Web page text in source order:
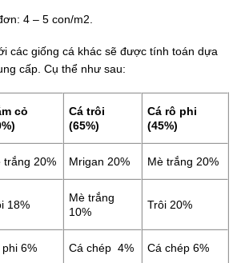
4 – 5 con/m2.
các giống cá khác sẽ được tính toán dựa
cấp. Cụ thể như sau:
cỏ
Cá trôi
(65%)
Cá rô phi
(45%)
trắng 20% Mrigan 20% Mè trắng 20%
18%
Mè trắng
10%
Trôi 20%
phi 6% Cá chép 4% Cá chép 6%